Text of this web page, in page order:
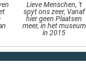
Lieve Menschen, 't
spyt ons zeer, Vanaf
hier geen Plaatsen
meer, in het museum
in 2015